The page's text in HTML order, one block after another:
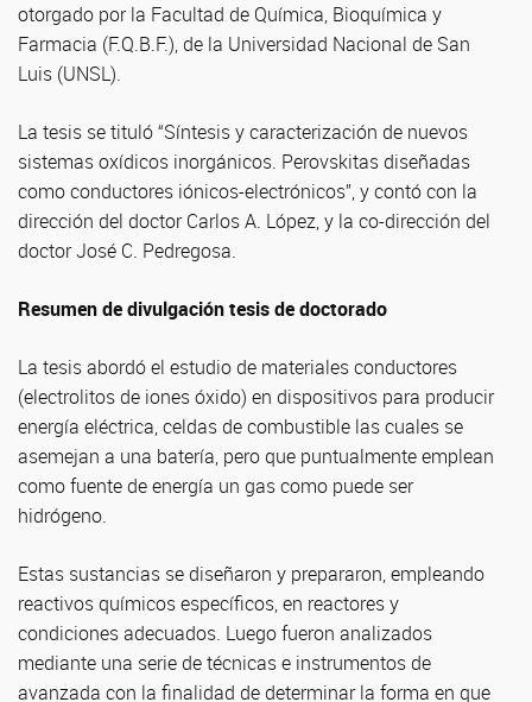
otorgado por la Facultad de Química, Bioquímica y
Farmacia (F.Q.B.F.), de la Universidad Nacional de San
Luis (UNSL).
La tesis se tituló “Síntesis y caracterización de nuevos
sistemas oxídicos inorgánicos. Perovskitas diseñadas
como conductores iónicos-electrónicos”, y contó con la
dirección del doctor Carlos A. López, y la co-dirección del
doctor José C. Pedregosa.
Resumen de divulgación tesis de doctorado
La tesis abordó el estudio de materiales conductores
(electrolitos de iones óxido) en dispositivos para producir
energía eléctrica, celdas de combustible las cuales se
asemejan a una batería, pero que puntualmente emplean
como fuente de energía un gas como puede ser
hidrógeno.
Estas sustancias se diseñaron y prepararon, empleando
reactivos químicos específicos, en reactores y
condiciones adecuados. Luego fueron analizados
mediante una serie de técnicas e instrumentos de
avanzada con la finalidad de determinar la forma en que